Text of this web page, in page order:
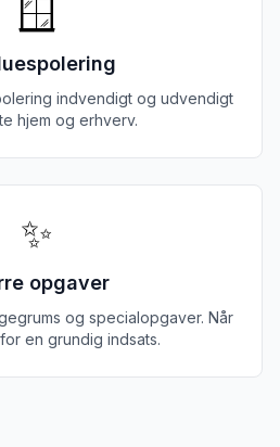
🪟
indvendigt og udvendigt
hjem og erhverv.
✨
opgaver
og specialopgaver. Når
en grundig indsats.